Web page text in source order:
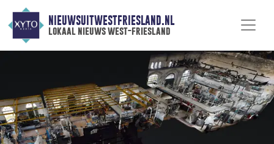
NIEUWSUITWESTFRIESLAND.NL
lokaal nieuws west-friesland